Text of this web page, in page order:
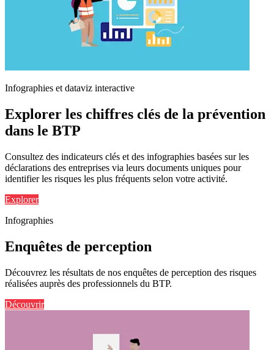
Infographies et dataviz interactive
Explorer les chiffres clés de la prévention
dans le BTP
Consultez des indicateurs clés et des infographies basées sur les
déclarations des entreprises via leurs documents uniques pour
identifier les risques les plus fréquents selon votre activité.
Explorer
Infographies
Enquêtes de perception
Découvrez les résultats de nos enquêtes de perception des risques
réalisées auprès des professionnels du BTP.
Découvrir